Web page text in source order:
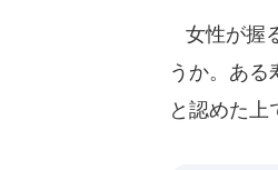
女性が握
うか。ある
と認めた上